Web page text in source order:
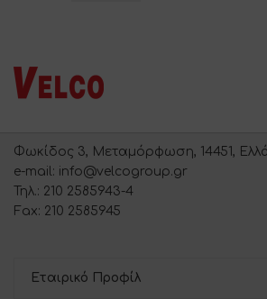
Φωκίδος 3, Μεταμόρφωση, 14451,
e-mail: info@velcogroup.gr
Τηλ.: 210 2585943-4
Fax: 210 2585945
Εταιρικό Προφίλ